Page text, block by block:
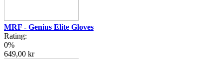
MRF - Genius Elite Gloves
Rating:
0%
649,00 kr